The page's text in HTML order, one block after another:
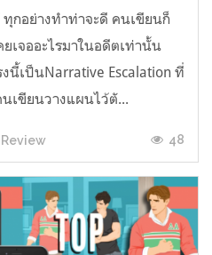
กอย่างทำท่าจะดี คนเขียนก็
เจออะไรมาในอดีตเท่านั้น
นี้เป็นNarrative Escalation ที่
เขียนวางแผนไว้ตั...
48